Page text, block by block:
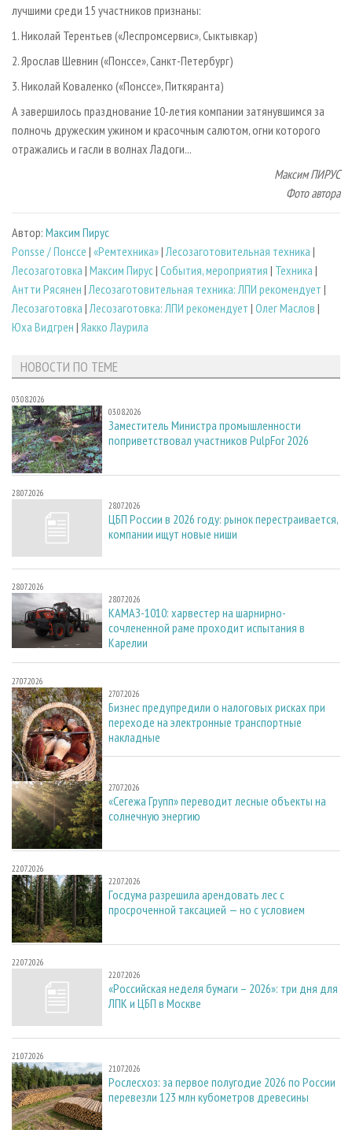
лучшими среди 15 участников признаны:
1. Николай Терентьев («Леспромсервис», Сыктывкар)
2. Ярослав Шевнин («Понссе», Санкт-Петербург)
3. Николай Коваленко («Понссе», Питкяранта)
А завершилось празднование 10-летия компании затянувшимся за
полночь дружеским ужином и красочным салютом, огни которого
отражались и гасли в волнах Ладоги...
Максим ПИРУС
Фото автора
Автор: Максим Пирус
Ponsse / Понссе | «Ремтехника»|Лесозаготовительная техника |
Лесозаготовка | Максим Пирус| События, мероприятия | Техника |
Антти Рясянен |Лесозаготовительная техника: ЛПИ рекомендует |
Лесозаготовка |Лесозаготовка: ЛПИ рекомендует | Олег Маслов |
Юха Видгрен | Яакко Лаурила
НОВОСТИ ПО ТЕМЕ
03.08.2026
03.08.2026
Заместитель Министра промышленности
поприветствовал участников PulpFor 2026
28.07.2026
28.07.2026
ЦБП России в 2026 году: рынок перестраивается,
компании ищут новые ниши
28.07.2026
28.07.2026
КАМАЗ-1010: харвестер на шарнирно-
сочлененной раме проходит испытания в
Карелии
27.07.2026
27.07.2026
Бизнес предупредили о налоговых рисках при
переходе на электронные транспортные
накладные
27.07.2026
27.07.2026
«Сегежа Групп» переводит лесные объекты на
солнечную энергию
22.07.2026
22.07.2026
Госдума разрешила арендовать лес с
просроченной таксацией — но с условием
22.07.2026
22.07.2026
«Российская неделя бумаги – 2026»: три дня для
ЛПК и ЦБП в Москве
21.07.2026
21.07.2026
Рослесхоз: за первое полугодие 2026 по России
перевезли 123 млн кубометров древесины